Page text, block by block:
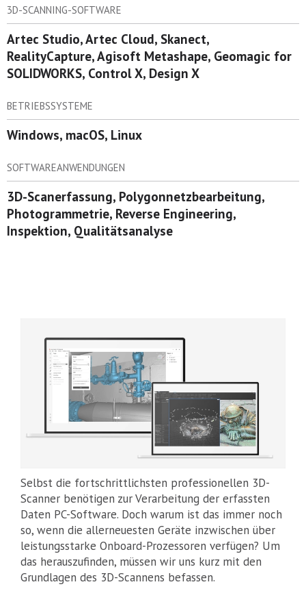
3D-SCANNING-SOFTWARE
Artec Studio, Artec Cloud, Skanect,
RealityCapture, Agisoft Metashape, Geomagic for
SOLIDWORKS, Control X, Design X
BETRIEBSSYSTEME
Windows, macOS, Linux
SOFTWAREANWENDUNGEN
3D-Scanerfassung, Polygonnetzbearbeitung,
Photogrammetrie, Reverse Engineering,
Inspektion, Qualitätsanalyse
Selbst die fortschrittlichsten professionellen 3D-
Scanner benötigen zur Verarbeitung der erfassten
Daten PC-Software. Doch warum ist das immer noch
so, wenn die allerneuesten Geräte inzwischen über
leistungsstarke Onboard-Prozessoren verfügen? Um
das herauszufinden, müssen wir uns kurz mit den
Grundlagen des 3D-Scannens befassen.